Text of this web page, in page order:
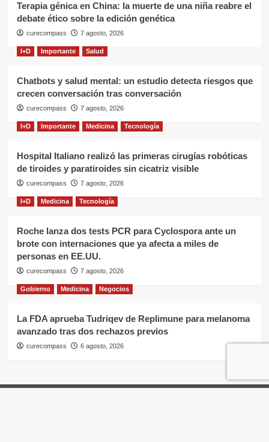
Terapia génica en China: la muerte de una niña reabre el
debate ético sobre la edición genética
curecompass 7 agosto, 2026
I+D Importante Salud
Chatbots y salud mental: un estudio detecta riesgos que
crecen conversación tras conversación
curecompass 7 agosto, 2026
I+D Importante Medicina Tecnología
Hospital Italiano realizó las primeras cirugías robóticas
de tiroides y paratiroides sin cicatriz visible
curecompass 7 agosto, 2026
I+D Medicina Tecnología
Roche lanza dos tests PCR para Cyclospora ante un
brote con internaciones que ya afecta a miles de
personas en EE.UU.
curecompass 7 agosto, 2026
Gobierno Medicina Negocios
La FDA aprueba Tudriqev de Replimune para melanoma
avanzado tras dos rechazos previos
curecompass 6 agosto, 2026